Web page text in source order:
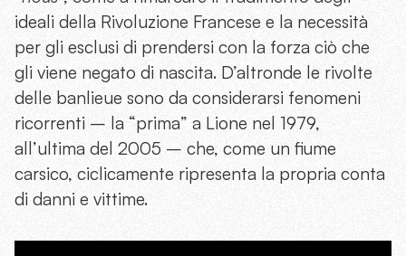
ideali della Rivoluzione Francese e la necessità
per gli esclusi di prendersi con la forza ciò che
gli viene negato di nascita. D’altronde le rivolte
delle banlieue sono da considerarsi fenomeni
ricorrenti – la “prima” a Lione nel 1979,
all’ultima del 2005 – che, come un fiume
carsico, ciclicamente ripresenta la propria conta
di danni e vittime.